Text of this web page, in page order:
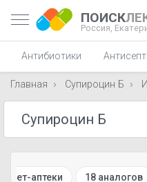
ПОИСК
Россия,
Антибиотики
Главная Супироцин Б
аптеки 18 аналогов